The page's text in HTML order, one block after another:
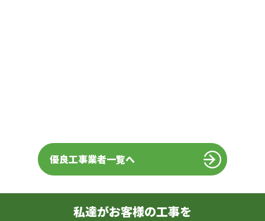
優良工事業者一覧へ
私達がお客様の工事を